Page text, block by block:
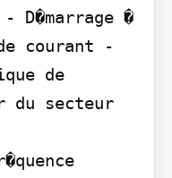
D�marrage �
courant -
de
du secteur